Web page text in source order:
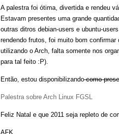
A palestra foi ótima, divertida e rendeu
Estavam presentes uma grande
outras ditros debian-users e ubuntu-
rendendo frutos, foi muito bom
utilizando o Arch, falta somente nos
para tal feito :P).
Então, estou disponibilizandocomo
Palestra sobre Arch Linux FGSL
Feliz Natal e que 2011 seja repleto de
AFK